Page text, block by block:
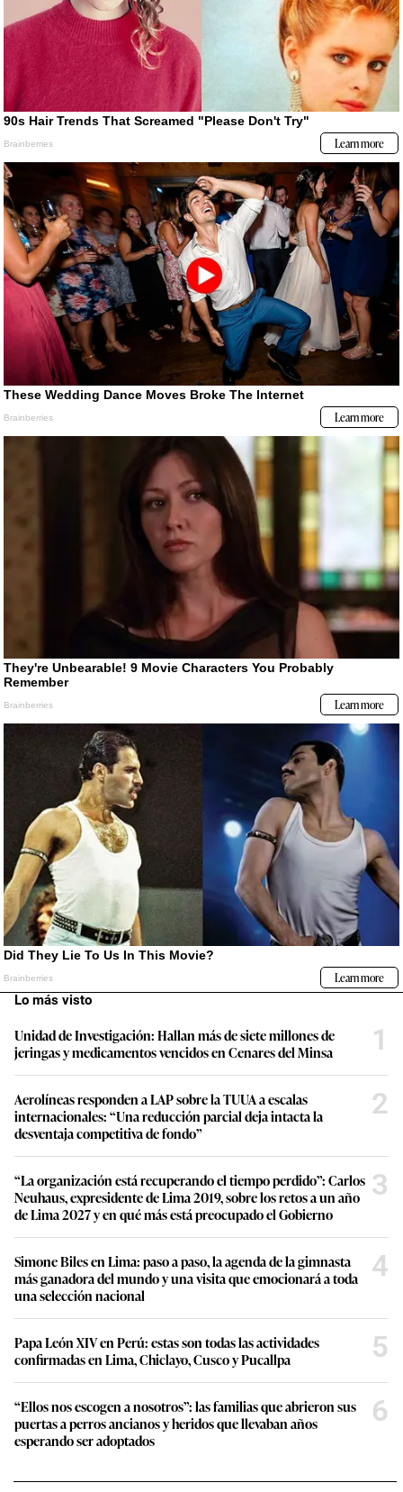
Lo más visto
Unidad de Investigación: Hallan más de siete millones de
jeringas y medicamentos vencidos en Cenares del Minsa
1
Aerolíneas responden a LAP sobre la TUUA a escalas
internacionales: “Una reducción parcial deja intacta la
desventaja competitiva de fondo”
2
“La organización está recuperando el tiempo perdido”: Carlos
Neuhaus, expresidente de Lima 2019, sobre los retos a un año
de Lima 2027 y en qué más está preocupado el Gobierno
3
Simone Biles en Lima: paso a paso, la agenda de la gimnasta
más ganadora del mundo y una visita que emocionará a toda
una selección nacional
4
Papa León XIV en Perú: estas son todas las actividades
confirmadas en Lima, Chiclayo, Cusco y Pucallpa
5
“Ellos nos escogen a nosotros”: las familias que abrieron sus
puertas a perros ancianos y heridos que llevaban años
esperando ser adoptados
6